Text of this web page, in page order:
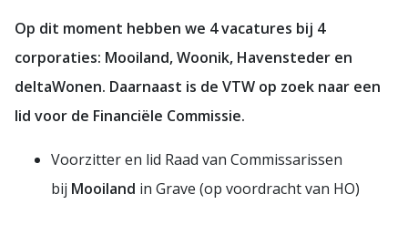
Op dit moment hebben we 4 vacatures bij 4
corporaties: Mooiland, Woonik, Havensteder en
deltaWonen. Daarnaast is de VTW op zoek naar een
lid voor de Financiële Commissie.
Voorzitter en lid Raad van Commissarissen
bij Mooiland in Grave (op voordracht van HO)